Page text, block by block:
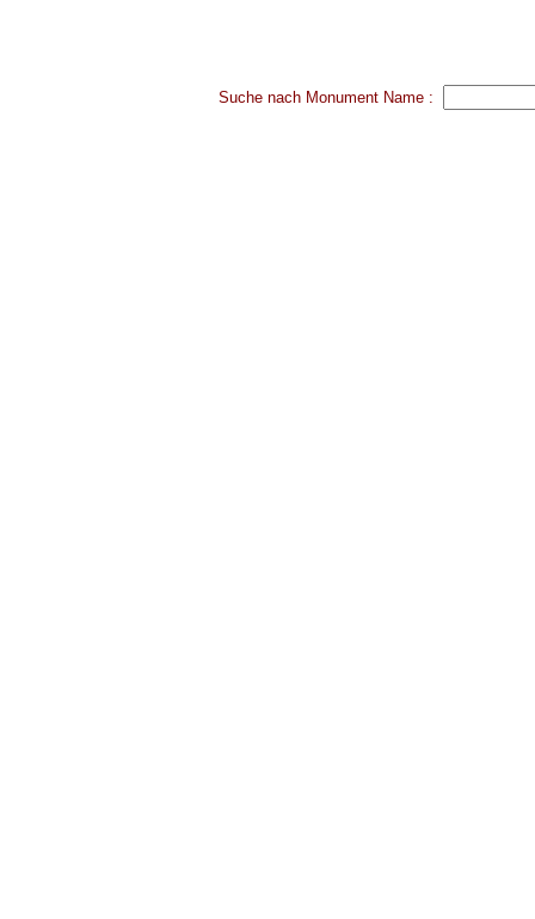
Suche nach Monument Name :